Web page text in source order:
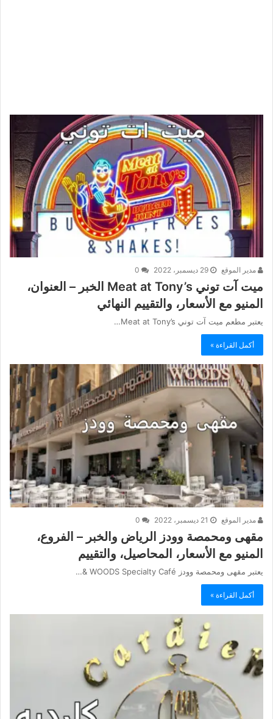
مدير الموقع 29 ديسمبر، 2022
ميت آت توني Meat at Tony’s الخبر – العنوان،
المنيو مع الأسعار، والتقييم النهائي
يعتبر مطعم ميت آت توني Meat at Tony’s…
أكمل القراءة »
مدير الموقع 21 ديسمبر، 2022
مقهى ومحمصة وودز الرياض والخبر – الفروع،
المنيو مع الأسعار، المحاصيل، والتقييم
يعتبر مقهى ومحمصة وودز WOODS Specialty Café &…
أكمل القراءة »